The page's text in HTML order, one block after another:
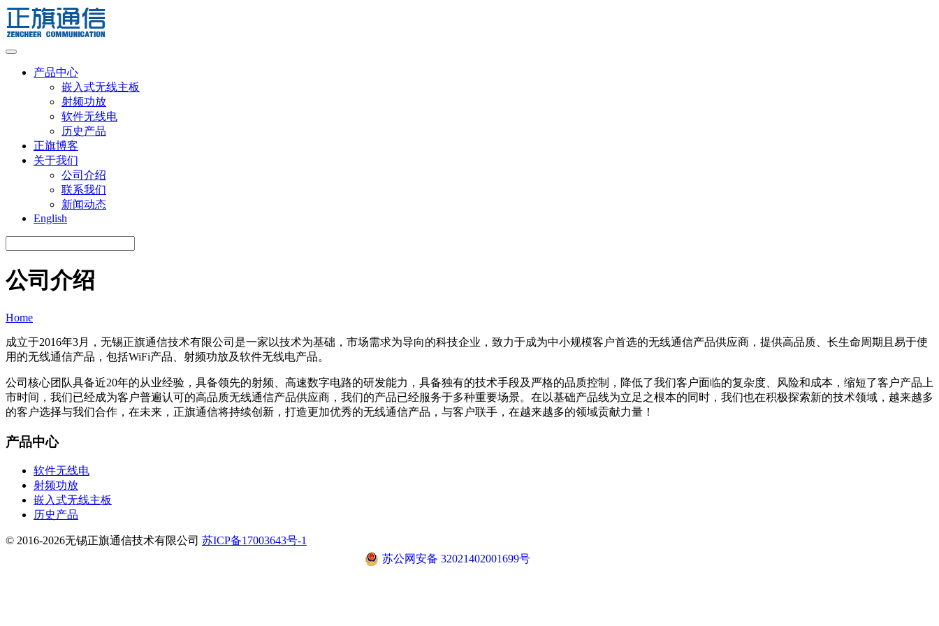
Skip
to
content
产品中心
嵌入式无线主板
射频功放
软件无线电
历史产品
正旗博客
关于我们
公司介绍
联系我们
新闻动态
English
公司介绍
Home
成立于2016年3月，无锡正旗通信技术有限公司是一家以技术为基础，市场需求为导向的科技企业，致力于成为中小规模客户首选的无线通信产品供应商，提供高品质、长生命周期且易于使
用的无线通信产品，包括WiFi产品、射频功放及软件无线电产品。
公司核心团队具备近20年的从业经验，具备领先的射频、高速数字电路的研发能力，具备独有的技术手段及严格的品质控制，降低了我们客户面临的复杂度、风险和成本，缩短了客户产品上
市时间，我们已经成为客户普遍认可的高品质无线通信产品供应商，我们的产品已经服务于多种重要场景。在以基础产品线为立足之根本的同时，我们也在积极探索新的技术领域，越来越多
的客户选择与我们合作，在未来，正旗通信将持续创新，打造更加优秀的无线通信产品，与客户联手，在越来越多的领域贡献力量！
产品中心
软件无线电
射频功放
嵌入式无线主板
历史产品
© 2016-2026无锡正旗通信技术有限公司 苏ICP备17003643号-1
苏公网安备 32021402001699号